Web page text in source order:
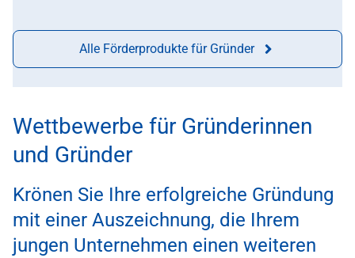
Alle Förderprodukte für Gründer
Wettbewerbe für Gründerinnen
und Gründer
Krönen Sie Ihre erfolgreiche Gründung
mit einer Auszeichnung, die Ihrem
jungen Unternehmen einen weiteren